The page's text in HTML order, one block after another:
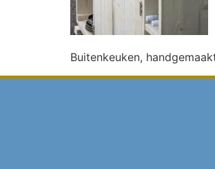
Buitenkeuken,